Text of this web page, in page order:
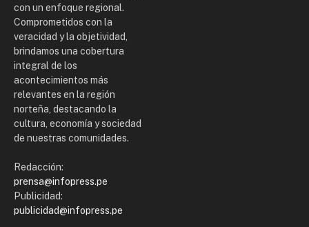
con un enfoque regional.
Comprometidos con la
veracidad y la objetividad,
brindamos una cobertura
integral de los
acontecimientos más
relevantes en la región
norteña, destacando la
cultura, economía y sociedad
de nuestras comunidades.
Redacción:
prensa@infopress.pe
Publicidad:
publicidad@infopress.pe